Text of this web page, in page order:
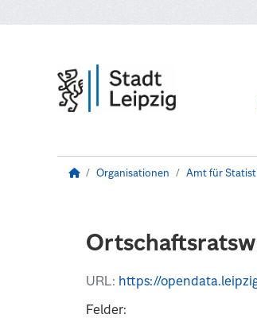
Organisationen Amt für
URL: https://opendata.leipzig.de/dataset/
Felder: